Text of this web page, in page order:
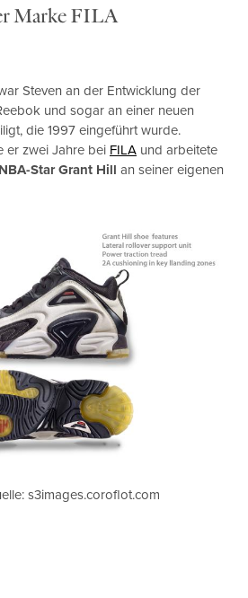
Marke FILA
Steven an der Entwicklung der
und sogar an einer neuen
die 1997 eingeführt wurde.
er zwei Jahre bei FILA und arbeitete
NBA-Star Grant Hill an seiner eigenen
s3images.coroflot.com